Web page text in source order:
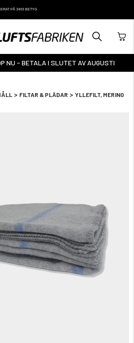
PÅ 3493 BETYG
NU - BETALA I SLUTET AV AUGUSTI
> FILTAR & PLÄDAR > YLLEFILT, MERINO